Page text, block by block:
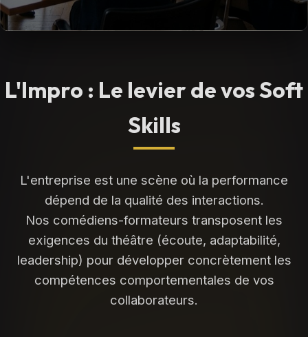
L'Impro : Le levier de vos Soft
Skills
L'entreprise est une scène où la performance
dépend de la qualité des interactions.
Nos comédiens-formateurs transposent les
exigences du théâtre (écoute, adaptabilité,
leadership) pour développer concrètement les
compétences comportementales de vos
collaborateurs.